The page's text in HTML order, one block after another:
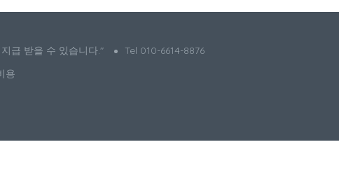
급 받을 수 있습니다."
Tel 010-6614-8876
용